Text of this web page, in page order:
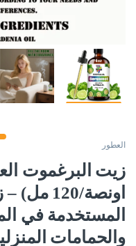
العطور
اونصة/
المستخدمة في
والحمامات